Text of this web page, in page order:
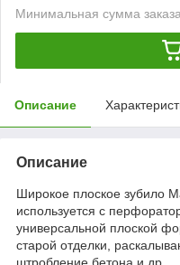
Минимальная сумма
Описание
Описание
Широкое плоское зубило
используется с
универсальной плоской
старой отделки,
штробление бетона и др.